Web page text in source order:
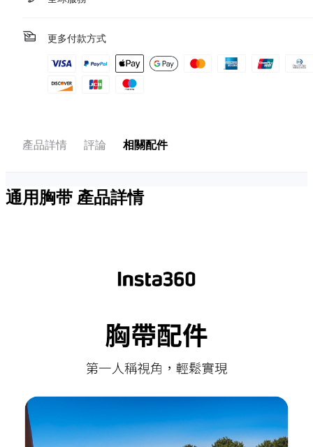
更多付款方式
產品詳情 評論 相關配件
通用胸带 產品詳情